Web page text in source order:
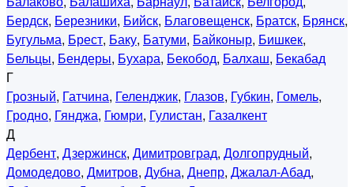
Бердск, Березники, Бийск, Благовещенск, Братск, Брянск,
Бугульма, Брест, Баку, Батуми, Байконыр, Бишкек,
Бельцы, Бендеры, Бухара, Бекобод, Балхаш, Бекабад
Г
Грозный, Гатчина, Геленджик, Глазов, Губкин, Гомель,
Гродно, Гянджа, Гюмри, Гулистан, Газалкент
Д
Дербент, Дзержинск, Димитровград, Долгопрудный,
Домодедово, Дмитров, Дубна, Днепр, Джалал-Абад,